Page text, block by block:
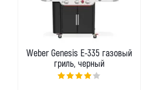
Weber Genesis E-335 газовый
гриль, черный